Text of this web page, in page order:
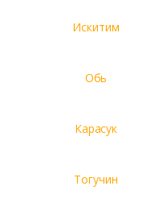
Искитим
Обь
Карасук
Тогучин